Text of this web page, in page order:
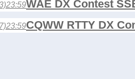
23:59WAE DX Contest
23:59CQWW RTTY DX